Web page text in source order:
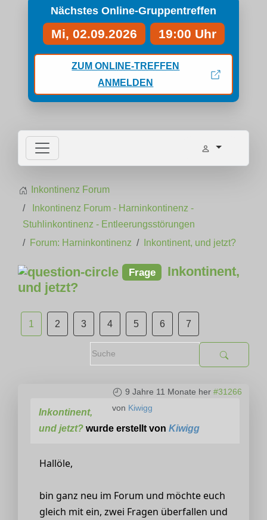
Nächstes Online-Gruppentreffen
Mi, 02.09.2026 19:00 Uhr
ZUM ONLINE-TREFFEN
ANMELDEN
Inkontinenz Forum
Inkontinenz Forum - Harninkontinenz -
Stuhlinkontinenz - Entleerungsstörungen
Forum: Harninkontinenz
Inkontinent, und jetzt?
Frage
Inkontinent,
und jetzt?
1 2 3 4 5 6 7
9 Jahre 11 Monate her #31266
von Kiwigg
Inkontinent,
und jetzt? wurde erstellt von Kiwigg
Hallöle,
bin ganz neu im Forum und möchte euch
gleich mit ein, zwei Fragen überfallen und